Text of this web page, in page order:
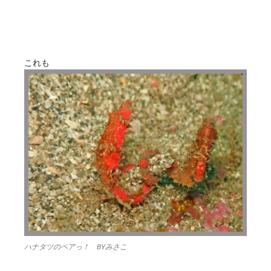
これも
ハナタツのペアっ！ BYみさこ